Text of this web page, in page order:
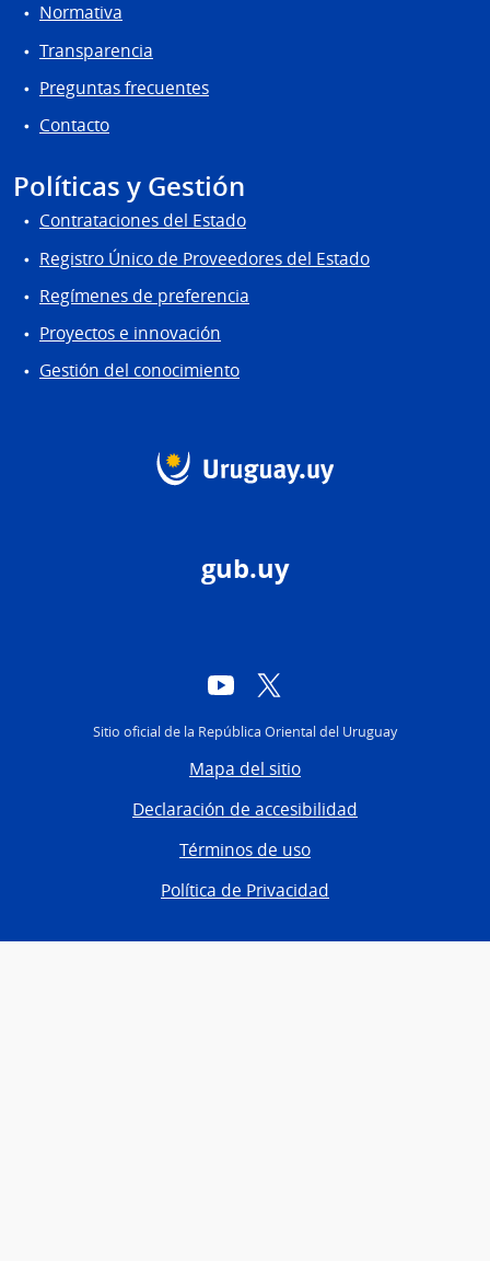
Normativa
Transparencia
Preguntas frecuentes
Contacto
Políticas y Gestión
Contrataciones del Estado
Registro Único de Proveedores del Estado
Regímenes de preferencia
Proyectos e innovación
Gestión del conocimiento
gub.uy
YouTube
Sitio oficial de la República Oriental del Uruguay
Mapa del sitio
Declaración de accesibilidad
Términos de uso
Política de Privacidad